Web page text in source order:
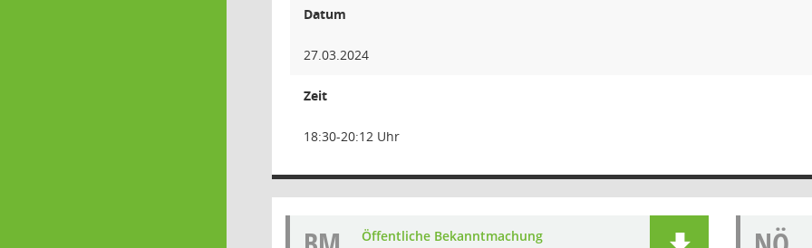
Datum
27.03.2024
Zeit
18:30-20:12 Uhr
Öffentliche Bekanntmachung